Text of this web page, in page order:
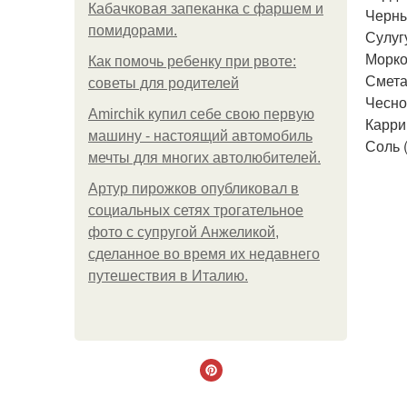
Кабачковая запеканка с фаршем и
помидорами.
Как помочь ребенку при рвоте:
советы для родителей
Amirchik купил себе свою первую
машину - настоящий автомобиль
мечты для многих автолюбителей.
Артур пирожков опубликовал в
социальных сетях трогательное
фото с супругой Анжеликой,
сделанное во время их недавнего
путешествия в Италию.
Соль